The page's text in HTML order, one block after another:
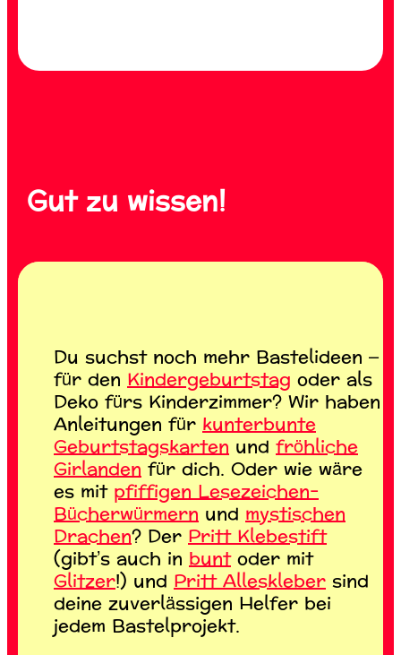
Gut zu wissen!
Du suchst noch mehr Bastelideen –
für den Kindergeburtstag oder als
Deko fürs Kinderzimmer? Wir haben
Anleitungen fürkunterbunte
Geburtstagskarten und fröhliche
Girlandenfür dich. Oder wie wäre
es mitpfiffigen Lesezeichen-
Bücherwürmern und mystischen
Drachen? DerPritt Klebestift
(gibt’s auch in buntoder mit
Glitzer!) und Pritt Allesklebersind
deine zuverlässigen Helfer bei
jedem Bastelprojekt.